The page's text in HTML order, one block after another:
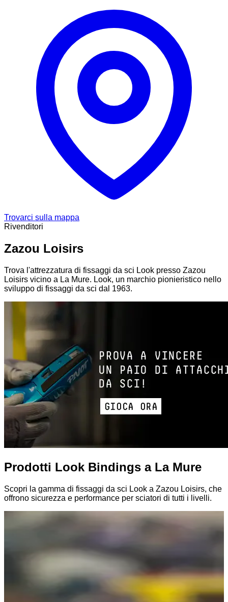
Trovarci sulla mappa
Rivenditori
Zazou Loisirs
Trova l'attrezzatura di fissaggi da sci Look presso Zazou
Loisirs vicino a La Mure. Look, un marchio pionieristico nello
sviluppo di fissaggi da sci dal 1963.
Prodotti Look Bindings a La Mure
Scopri la gamma di fissaggi da sci Look a Zazou Loisirs, che
offrono sicurezza e performance per sciatori di tutti i livelli.